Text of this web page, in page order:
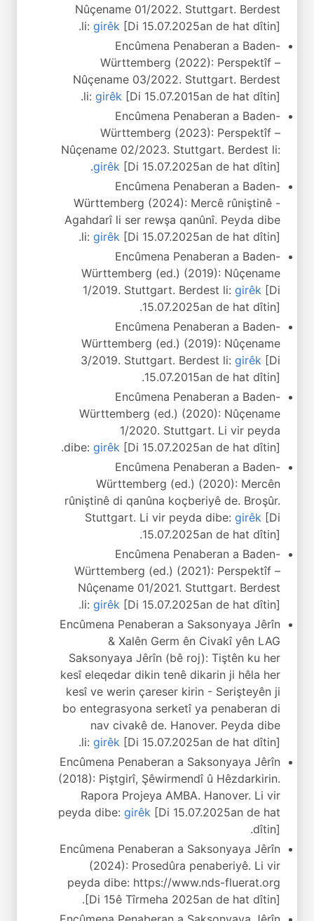
Nûçename 01/2022. Stuttgart. Berdest
li: girêk [Di 15.07.2025an de hat dîtin].
Encûmena Penaberan a Baden-
Württemberg (2022): Perspektîf –
Nûçename 03/2022. Stuttgart. Berdest
li: girêk [Di 15.07.2015an de hat dîtin].
Encûmena Penaberan a Baden-
Württemberg (2023): Perspektîf –
Nûçename 02/2023. Stuttgart. Berdest li:
girêk [Di 15.07.2025an de hat dîtin].
Encûmena Penaberan a Baden-
Württemberg (2024): Mercê rûniştinê -
Agahdarî li ser rewşa qanûnî. Peyda dibe
li: girêk [Di 15.07.2025an de hat dîtin].
Encûmena Penaberan a Baden-
Württemberg (ed.) (2019): Nûçename
1/2019. Stuttgart. Berdest li: girêk [Di
15.07.2025an de hat dîtin].
Encûmena Penaberan a Baden-
Württemberg (ed.) (2019): Nûçename
3/2019. Stuttgart. Berdest li: girêk [Di
15.07.2015an de hat dîtin].
Encûmena Penaberan a Baden-
Württemberg (ed.) (2020): Nûçename
1/2020. Stuttgart. Li vir peyda
dibe: girêk [Di 15.07.2025an de hat dîtin].
Encûmena Penaberan a Baden-
Württemberg (ed.) (2020): Mercên
rûniştinê di qanûna koçberiyê de. Broşûr.
Stuttgart. Li vir peyda dibe: girêk [Di
15.07.2025an de hat dîtin].
Encûmena Penaberan a Baden-
Württemberg (ed.) (2021): Perspektîf –
Nûçename 01/2021. Stuttgart. Berdest
li: girêk [Di 15.07.2025an de hat dîtin].
Encûmena Penaberan a Saksonyaya Jêrîn
& Xalên Germ ên Civakî yên LAG
Saksonyaya Jêrîn (bê roj): Tiştên ku her
kesî eleqedar dikin tenê dikarin ji hêla her
kesî ve werin çareser kirin - Serişteyên ji
bo entegrasyona serketî ya penaberan di
nav civakê de. Hanover. Peyda dibe
li: girêk [Di 15.07.2025an de hat dîtin].
Encûmena Penaberan a Saksonyaya Jêrîn
(2018): Piştgirî, Şêwirmendî û Hêzdarkirin.
Rapora Projeya AMBA. Hanover. Li vir
peyda dibe: girêk [Di 15.07.2025an de hat
dîtin].
Encûmena Penaberan a Saksonyaya Jêrîn
(2024): Prosedûra penaberiyê. Li vir
peyda dibe: https://www.nds-fluerat.org
[Di 15ê Tîrmeha 2025an de hat dîtin].